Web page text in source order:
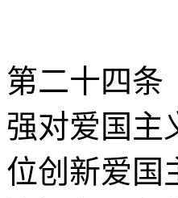
第二十四
强对爱国主
位创新爱国